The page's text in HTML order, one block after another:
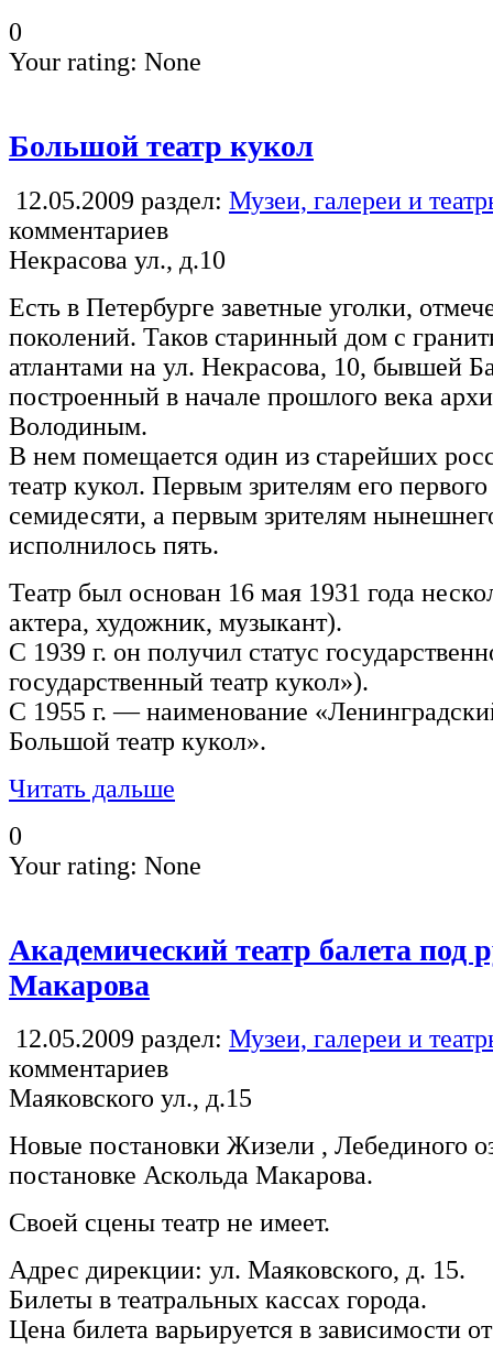
0
Your rating: None
Большой театр кукол
12.05.2009 раздел: Музеи, галереи и
комментариев
Некрасова ул., д.10
Есть в Петербурге заветные уголки,
поколений. Таков старинный дом с
атлантами на ул. Некрасова, 10, бывшей
построенный в начале прошлого века
Володиным.
В нем помещается один из старейших
театр кукол. Первым зрителям его
семидесяти, а первым зрителям
исполнилось пять.
Театр был основан 16 мая 1931 года
актера, художник, музыкант).
С 1939 г. он получил статус
государственный театр кукол»).
С 1955 г. — наименование
Большой театр кукол».
Читать дальше
0
Your rating: None
Академический театр балета под
Макарова
12.05.2009 раздел: Музеи, галереи и
комментариев
Маяковского ул., д.15
Новые постановки Жизели , Лебединого
постановке Аскольда Макарова.
Своей сцены театр не имеет.
Адрес дирекции: ул. Маяковского, д. 15.
Билеты в театральных кассах города.
Цена билета варьируется в зависимости